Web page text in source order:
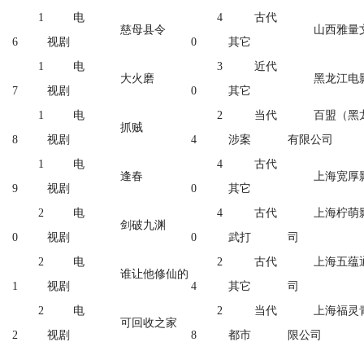
1
6
电
视剧
慈母县令
4
0
古代
其它
山西雅量
1
7
电
视剧
大火磨
3
0
近代
其它
黑龙江电
1
8
电
视剧
抓贼
2
4
当代
涉案
百盟（黑
有限公司
1
9
电
视剧
逢春
4
0
古代
其它
上海宽厚
2
0
电
视剧
剑破九渊
4
0
古代
武打
上海柠萌
司
2
1
电
视剧
谁让他修仙的
2
4
古代
其它
上海五蕴
司
2
2
电
视剧
可回收之家
2
8
当代
都市
上海福灵
限公司